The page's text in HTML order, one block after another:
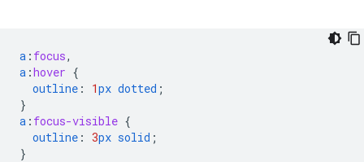
a : focus,
a :hover {
outline : 1px dotted ;
}
a : focus-visible {
outline : 3px solid ;
}